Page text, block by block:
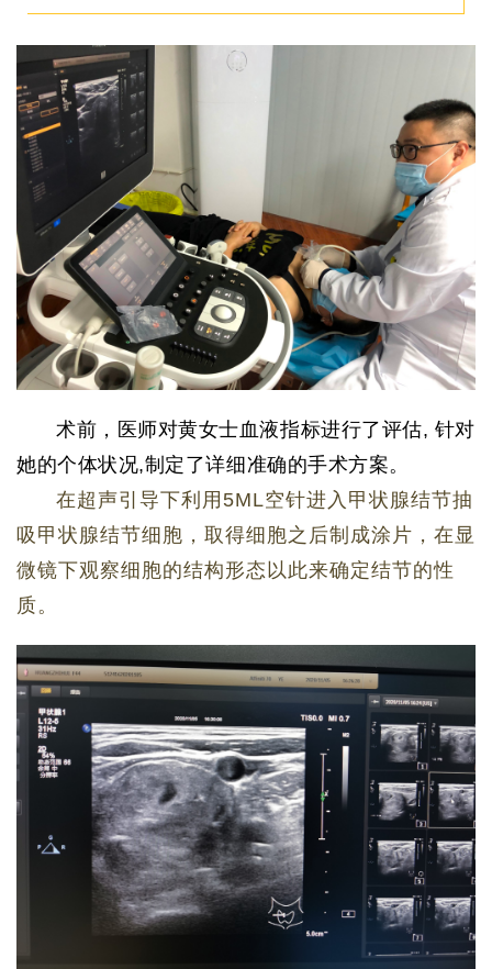
术前，医师对黄女士血液指标进行了评估, 针对
她的个体状况,制定了详细准确的手术方案。
在超声引导下利用5ML空针进入甲状腺结节抽
吸甲状腺结节细胞，取得细胞之后制成涂片，在显
微镜下观察细胞的结构形态以此来确定结节的性
质。